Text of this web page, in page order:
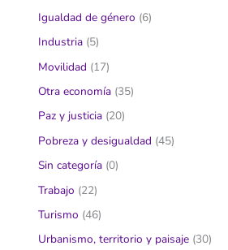
Igualdad de género (6)
Industria (5)
Movilidad (17)
Otra economía (35)
Paz y justicia (20)
Pobreza y desigualdad (45)
Sin categoría (0)
Trabajo (22)
Turismo (46)
Urbanismo, territorio y paisaje (30)